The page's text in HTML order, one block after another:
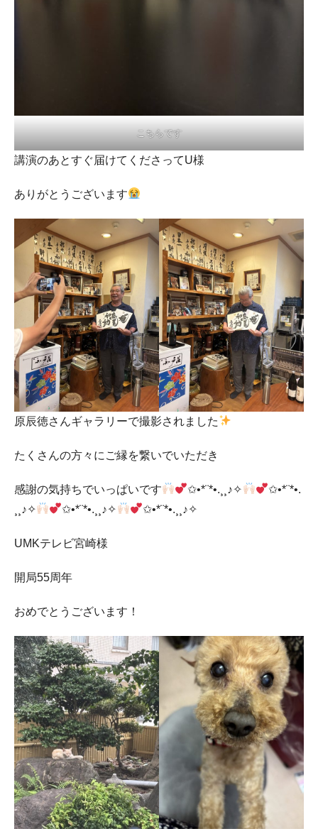
こちらです
講演のあとすぐ届けてくださってU様
ありがとうございます
原辰徳さんギャラリーで撮影されました
たくさんの方々にご縁を繋いでいただき
感謝の気持ちでいっぱいです ✩•*¨*•.¸¸♪✧
✩•*¨*•.
¸¸♪✧
✩•*¨*•.¸¸♪✧ ✩•*¨*•.¸¸♪✧
UMKテレビ宮崎様
開局55周年
おめでとうございます！